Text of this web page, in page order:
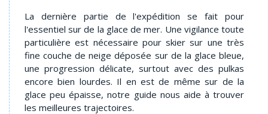
La dernière partie de l'expédition se fait pour
l'essentiel sur de la glace de mer. Une vigilance toute
particulière est nécessaire pour skier sur une très
fine couche de neige déposée sur de la glace bleue,
une progression délicate, surtout avec des pulkas
encore bien lourdes. Il en est de même sur de la
glace peu épaisse, notre guide nous aide à trouver
les meilleures trajectoires.